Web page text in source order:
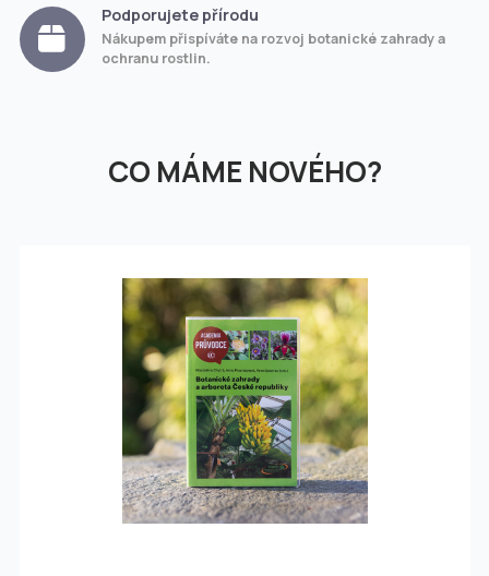
Podporujete přírodu
Nákupem přispíváte na rozvoj botanické zahrady a
ochranu rostlin.
CO MÁME NOVÉHO?